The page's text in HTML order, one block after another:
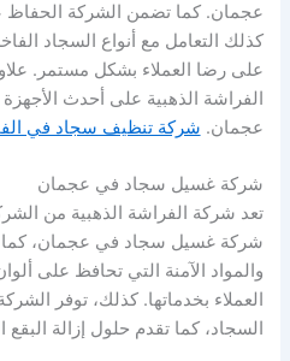
عجمان. كما تضمن الشركة الحفاظ
كذلك التعامل مع أنواع السجاد
على رضا العملاء بشكل مستمر.
الفراشة الذهبية على أحدث
عجمان. شركة تنظيف سجاد في
شركة غسيل سجاد في عجمان
تعد شركة الفراشة الذهبية من
شركة غسيل سجاد في عجمان، كما
والمواد الآمنة التي تحافظ على
العملاء بخدماتها. كذلك، توفر
السجاد، كما تقدم حلول إزالة